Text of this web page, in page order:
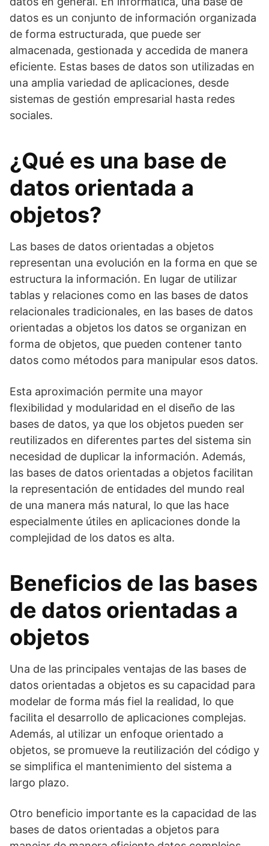
datos es un conjunto de información organizada
de forma estructurada, que puede ser
almacenada, gestionada y accedida de manera
eficiente. Estas bases de datos son utilizadas en
una amplia variedad de aplicaciones, desde
sistemas de gestión empresarial hasta redes
sociales.
¿Qué es una base de
datos orientada a
objetos?
Las bases de datos orientadas a objetos
representan una evolución en la forma en que se
estructura la información. En lugar de utilizar
tablas y relaciones como en las bases de datos
relacionales tradicionales, en las bases de datos
orientadas a objetos los datos se organizan en
forma de objetos, que pueden contener tanto
datos como métodos para manipular esos datos.
Esta aproximación permite una mayor
flexibilidad y modularidad en el diseño de las
bases de datos, ya que los objetos pueden ser
reutilizados en diferentes partes del sistema sin
necesidad de duplicar la información. Además,
las bases de datos orientadas a objetos facilitan
la representación de entidades del mundo real
de una manera más natural, lo que las hace
especialmente útiles en aplicaciones donde la
complejidad de los datos es alta.
Beneficios de las bases
de datos orientadas a
objetos
Una de las principales ventajas de las bases de
datos orientadas a objetos es su capacidad para
modelar de forma más fiel la realidad, lo que
facilita el desarrollo de aplicaciones complejas.
Además, al utilizar un enfoque orientado a
objetos, se promueve la reutilización del código y
se simplifica el mantenimiento del sistema a
largo plazo.
Otro beneficio importante es la capacidad de las
bases de datos orientadas a objetos para